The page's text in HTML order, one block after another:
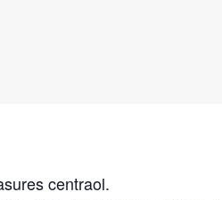
centraol.